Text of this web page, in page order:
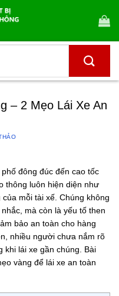
– 2 Mẹo Lái Xe An
đông đúc đến cao tốc
thông luôn hiện diện như
mỗi tài xế. Chúng không
mà còn là yếu tố then
bảo an toàn cho hàng
nhiều người chưa nắm rõ
khi lái xe gần chúng. Bài
vàng để lái xe an toàn